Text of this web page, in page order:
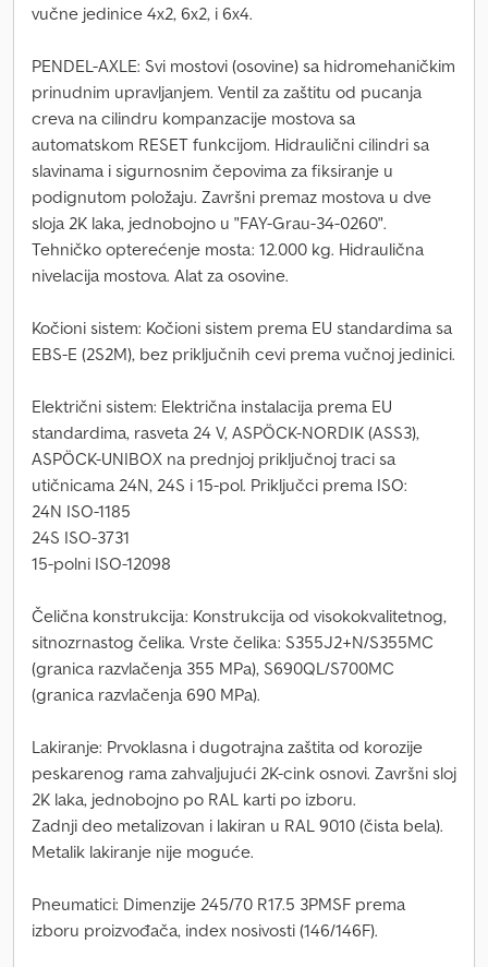
vučne jedinice 4x2, 6x2, i 6x4.
PENDEL-AXLE: Svi mostovi (osovine) sa hidromehaničkim
prinudnim upravljanjem. Ventil za zaštitu od pucanja
creva na cilindru kompanzacije mostova sa
automatskom RESET funkcijom. Hidraulični cilindri sa
slavinama i sigurnosnim čepovima za fiksiranje u
podignutom položaju. Završni premaz mostova u dve
sloja 2K laka, jednobojno u "FAY-Grau-34-0260".
Tehničko opterećenje mosta: 12.000 kg. Hidraulična
nivelacija mostova. Alat za osovine.
Kočioni sistem: Kočioni sistem prema EU standardima sa
EBS-E (2S2M), bez priključnih cevi prema vučnoj jedinici.
Električni sistem: Električna instalacija prema EU
standardima, rasveta 24 V, ASPÖCK-NORDIK (ASS3),
ASPÖCK-UNIBOX na prednjoj priključnoj traci sa
utičnicama 24N, 24S i 15-pol. Priključci prema ISO:
24N ISO-1185
24S ISO-3731
15-polni ISO-12098
Čelična konstrukcija: Konstrukcija od visokokvalitetnog,
sitnozrnastog čelika. Vrste čelika: S355J2+N/S355MC
(granica razvlačenja 355 MPa), S690QL/S700MC
(granica razvlačenja 690 MPa).
Lakiranje: Prvoklasna i dugotrajna zaštita od korozije
peskarenog rama zahvaljujući 2K-cink osnovi. Završni sloj
2K laka, jednobojno po RAL karti po izboru.
Zadnji deo metalizovan i lakiran u RAL 9010 (čista bela).
Metalik lakiranje nije moguće.
Pneumatici: Dimenzije 245/70 R17.5 3PMSF prema
izboru proizvođača, index nosivosti (146/146F).